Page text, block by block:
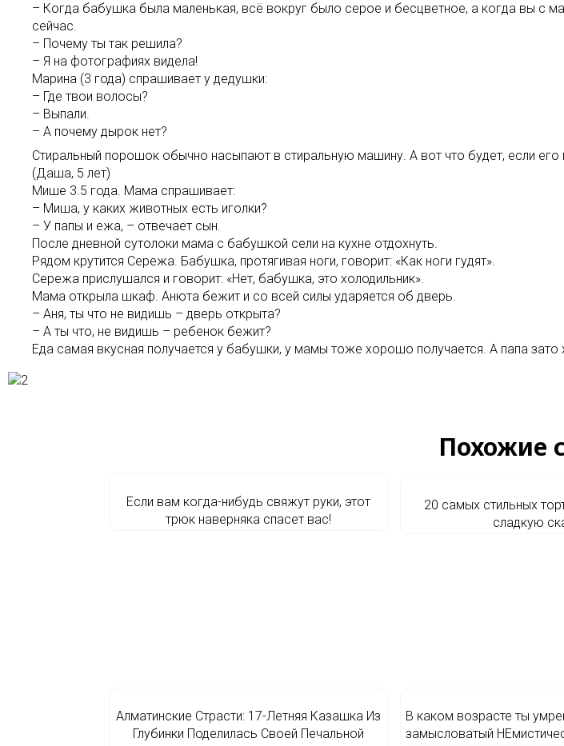
– Когда бабушка была маленькая, всё вокруг было серое и бесцветное, а когда вы с
сейчас.
– Почему ты так решила?
– Я на фотографиях видела!
Марина (3 года) спрашивает у дедушки:
– Где твои волосы?
– Выпали.
– А почему дырок нет?
Стиральный порошок обычно насыпают в стиральную машину. А вот что будет, если
(Даша, 5 лет)
Мише 3.5 года. Мама спрашивает:
– Миша, у каких животных есть иголки?
– У папы и ежа, – отвечает сын.
После дневной сутолоки мама с бабушкой сели на кухне отдохнуть.
Рядом крутится Сережа. Бабушка, протягивая ноги, говорит: «Как ноги гудят».
Сережа прислушался и говорит: «Нет, бабушка, это холодильник».
Мама открыла шкаф. Анюта бежит и со всей силы ударяется об дверь.
– Аня, ты что не видишь – дверь открыта?
– А ты что, не видишь – ребенок бежит?
Еда самая вкусная получается у бабушки, у мамы тоже хорошо получается. А папа
Похожие
Если вам когда-нибудь свяжут руки, этот
трюк наверняка спасет вас!
20 самых стильных
сладкую
Алматинские Страсти: 17-Летняя Казашка Из
Глубинки Поделилась Своей Печальной
В каком возрасте ты
замысловатый